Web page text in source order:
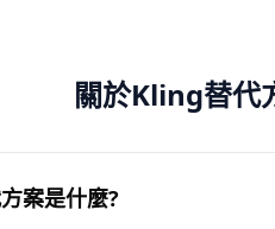
關於Kling替代
案是什麼?